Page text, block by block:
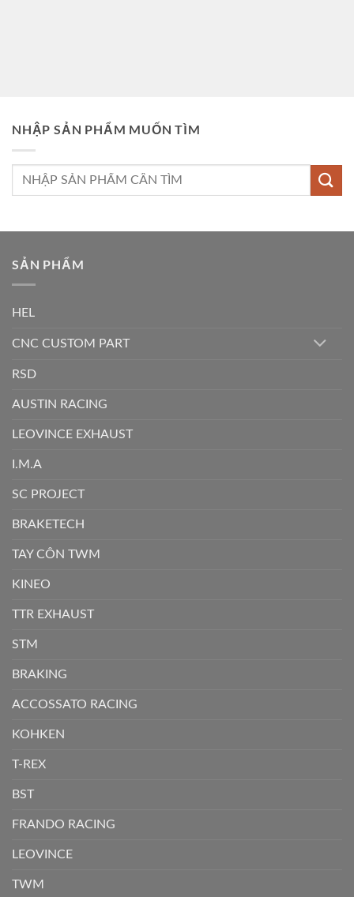
NHẬP SẢN PHẨM MUỐN TÌM
Tìm
SẢN PHẨM
HEL
CNC CUSTOM PART
RSD
AUSTIN RACING
LEOVINCE EXHAUST
I.M.A
SC PROJECT
BRAKETECH
TAY CÔN TWM
KINEO
TTR EXHAUST
STM
BRAKING
ACCOSSATO RACING
KOHKEN
T-REX
BST
FRANDO RACING
LEOVINCE
TWM